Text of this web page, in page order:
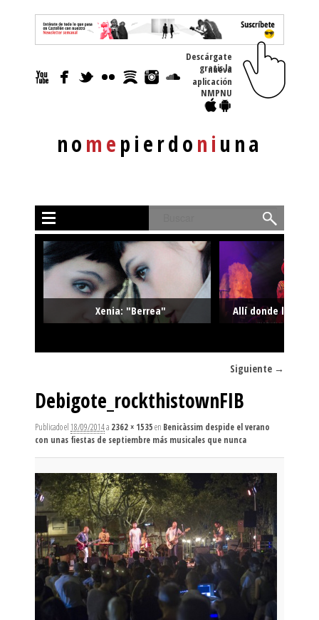
nomepierdoniuna
Descárgate
gratis la nueva
aplicación
NMPNU
Xenia: "Berrea" Allí donde la
Navegador de imágenes
Siguiente →
Debigote_rockthistownFIB
Publicado el18/09/2014a 2362 × 1535en Benicàssim despide el verano
con unas fiestas de septiembre más musicales que nunca